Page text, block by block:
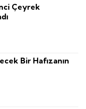
Çeyrek
Bir Hafızanın